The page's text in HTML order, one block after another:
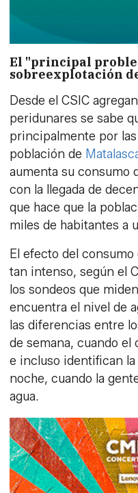
El "principal
sobreexplotación
Desde el CSIC
peridunares se sabe
principalmente por
población de
aumenta su consumo
con la llegada de
que hace que la
miles de habitantes a
El efecto del
tan intenso, según el
los sondeos que
encuentra el nivel de
las diferencias entre
de semana, cuando
e incluso identifican
noche, cuando la
agua.